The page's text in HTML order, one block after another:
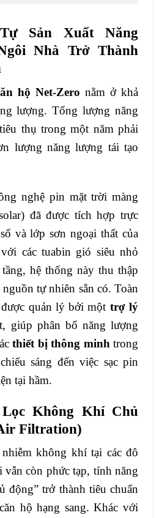
Sản Xuất Năng
Nhà Trở Thành
hộ Net-Zero nằm ở khả
lượng. Tổng lượng năng
thụ trong một năm phải
lượng năng lượng tái tạo
nghệ pin mặt trời màng
đã được tích hợp trực
và lớp sơn ngoại thất của
các tuabin gió siêu nhỏ
hệ thống này thu thập
tự nhiên sẵn có. Toàn
quản lý bởi một trợ lý
giúp phân bổ năng lượng
thiết bị thông minh trong
sáng đến việc sạc pin
tại hầm.
Không Khí Chủ
Filtration)
không khí tại các đô
còn phức tạp, tính năng
động” trở thành tiêu chuẩn
hộ hạng sang. Khác với